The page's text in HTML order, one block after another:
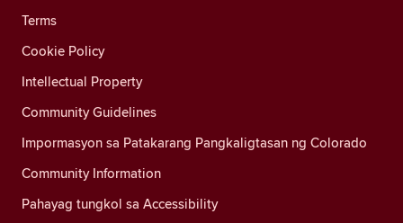
Terms
Cookie Policy
Intellectual Property
Community Guidelines
Impormasyon sa Patakarang Pangkaligtasan ng Colorado
Community Information
Pahayag tungkol sa Accessibility